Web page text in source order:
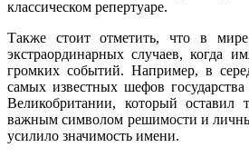
классическом репертуаре.
Также стоит отметить, что в мире
экстраординарных случаев, когда
громких событий. Например, в
самых известных шефов
Великобритании, который оставил
важным символом решимости и
усилило значимость имени.